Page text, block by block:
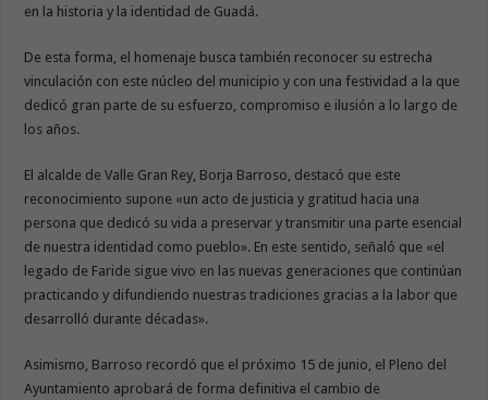
en la historia y la identidad de Guadá.
De esta forma, el homenaje busca también reconocer su estrecha
vinculación con este núcleo del municipio y con una festividad a la que
dedicó gran parte de su esfuerzo, compromiso e ilusión a lo largo de
los años.
El alcalde de Valle Gran Rey, Borja Barroso, destacó que este
reconocimiento supone «un acto de justicia y gratitud hacia una
persona que dedicó su vida a preservar y transmitir una parte esencial
de nuestra identidad como pueblo». En este sentido, señaló que «el
legado de Faride sigue vivo en las nuevas generaciones que continúan
practicando y difundiendo nuestras tradiciones gracias a la labor que
desarrolló durante décadas».
Asimismo, Barroso recordó que el próximo 15 de junio, el Pleno del
Ayuntamiento aprobará de forma definitiva el cambio de